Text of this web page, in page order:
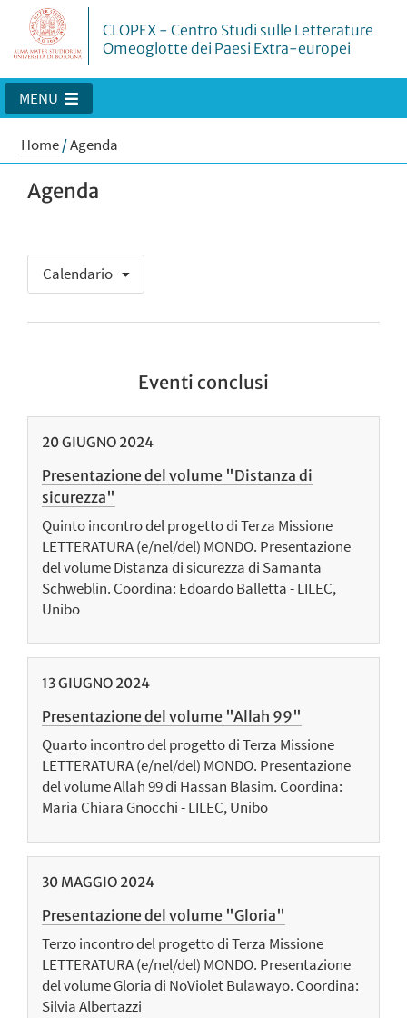
CLOPEX - Centro Studi sulle Letterature
Omeoglotte dei Paesi Extra-europei
MENU
Home/Agenda
Agenda
Calendario
Eventi conclusi
20GIUGNO 2024
Presentazione del volume "Distanza di
sicurezza"
Quinto incontro del progetto di Terza Missione
LETTERATURA (e/nel/del) MONDO. Presentazione
del volume Distanza di sicurezza di Samanta
Schweblin. Coordina: Edoardo Balletta - LILEC,
Unibo
13GIUGNO 2024
Presentazione del volume "Allah 99"
Quarto incontro del progetto di Terza Missione
LETTERATURA (e/nel/del) MONDO. Presentazione
del volume Allah 99 di Hassan Blasim. Coordina:
Maria Chiara Gnocchi - LILEC, Unibo
30 MAGGIO 2024
Presentazione del volume "Gloria"
Terzo incontro del progetto di Terza Missione
LETTERATURA (e/nel/del) MONDO. Presentazione
del volume Gloria di NoViolet Bulawayo. Coordina:
Silvia Albertazzi